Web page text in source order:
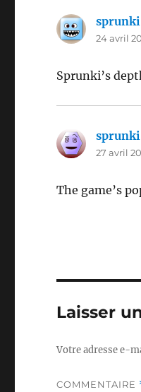
24 avril
Sprunki’s
27 avril
The game’s
Laisser
Votre adresse e-
COMMENTAIRE